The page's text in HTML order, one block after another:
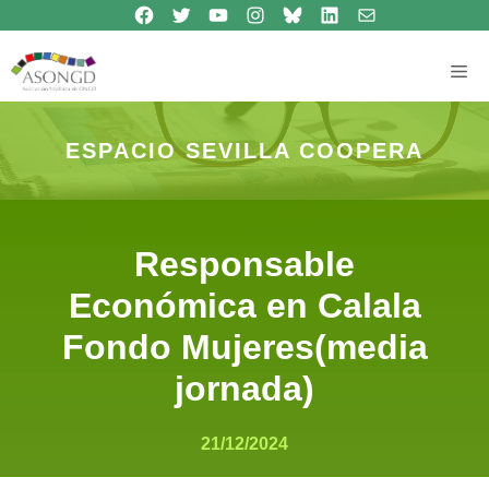
contenido
Síguenos en Facebook
Síguenos en TwitterSíguenos en Youtube
Síguenos en Instagram
Bluesky
Síguenos en Linkedincontacto
ESPACIO SEVILLA COOPERA
Responsable
Económica en Calala
Fondo Mujeres(media
jornada)
21/12/2024